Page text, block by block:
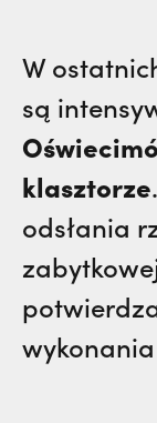
W
są
klasztorze
odsłania